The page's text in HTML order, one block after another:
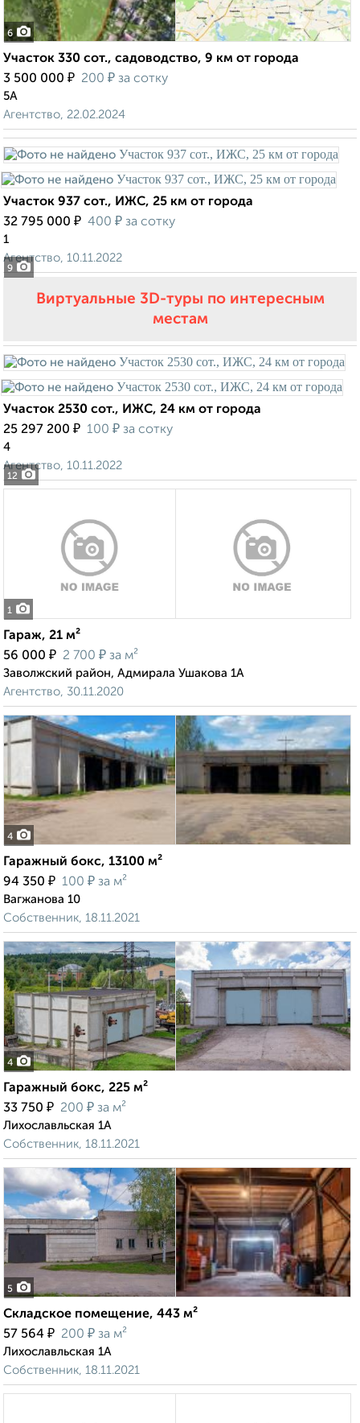
6
Участок 330 сот., садоводство, 9 км от города
3 500 000 ₽ 200 ₽ за сотку
5А
Агентство, 22.02.2024
9
Участок 937 сот., ИЖС, 25 км от города
32 795 000 ₽ 400 ₽ за сотку
1
Агентство, 10.11.2022
Виртуальные 3D-туры по интересным
местам
12
Участок 2530 сот., ИЖС, 24 км от города
25 297 200 ₽ 100 ₽ за сотку
4
Агентство, 10.11.2022
1
Гараж, 21 м²
56 000 ₽ 2 700 ₽ за м²
Заволжский район, Адмирала Ушакова 1А
Агентство, 30.11.2020
4
Гаражный бокс, 13100 м²
94 350 ₽ 100 ₽ за м²
Вагжанова 10
Собственник, 18.11.2021
4
Гаражный бокс, 225 м²
33 750 ₽ 200 ₽ за м²
Лихославльская 1А
Собственник, 18.11.2021
5
Складское помещение, 443 м²
57 564 ₽ 200 ₽ за м²
Лихославльская 1А
Собственник, 18.11.2021